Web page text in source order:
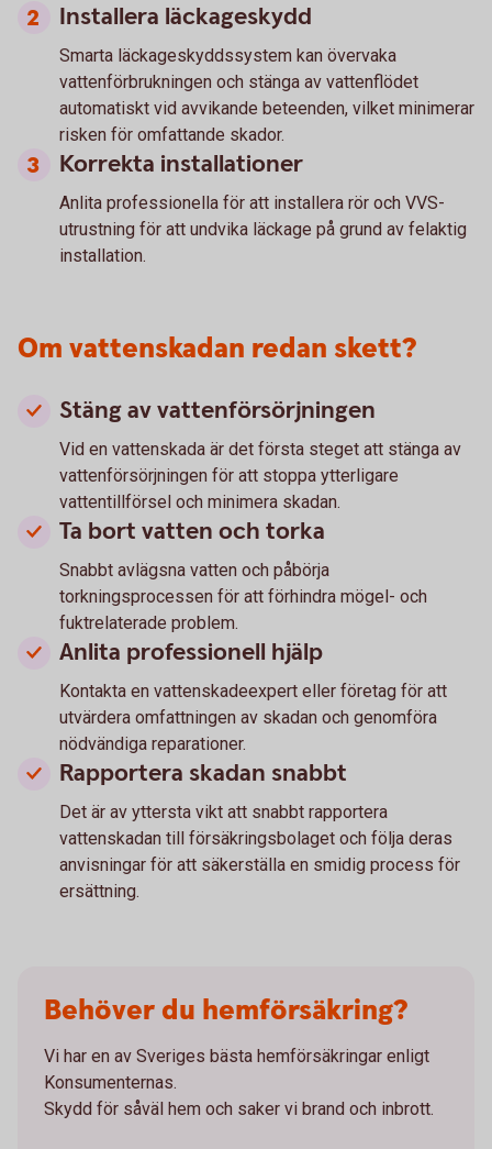
Installera läckageskydd
Smarta läckageskyddssystem kan övervaka
vattenförbrukningen och stänga av vattenflödet
automatiskt vid avvikande beteenden, vilket minimerar
risken för omfattande skador.
Korrekta installationer
Anlita professionella för att installera rör och VVS-
utrustning för att undvika läckage på grund av felaktig
installation.
Om vattenskadan redan skett?
Stäng av vattenförsörjningen
Vid en vattenskada är det första steget att stänga av
vattenförsörjningen för att stoppa ytterligare
vattentillförsel och minimera skadan.
Ta bort vatten och torka
Snabbt avlägsna vatten och påbörja
torkningsprocessen för att förhindra mögel- och
fuktrelaterade problem.
Anlita professionell hjälp
Kontakta en vattenskadeexpert eller företag för att
utvärdera omfattningen av skadan och genomföra
nödvändiga reparationer.
Rapportera skadan snabbt
Det är av yttersta vikt att snabbt rapportera
vattenskadan till försäkringsbolaget och följa deras
anvisningar för att säkerställa en smidig process för
ersättning.
Behöver du hemförsäkring?
Vi har en av Sveriges bästa hemförsäkringar enligt
Konsumenternas.
Skydd för såväl hem och saker vi brand och inbrott.